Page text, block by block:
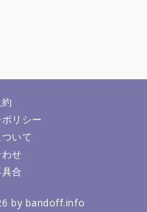
リシー
いて
せ
合
by bandoff.info